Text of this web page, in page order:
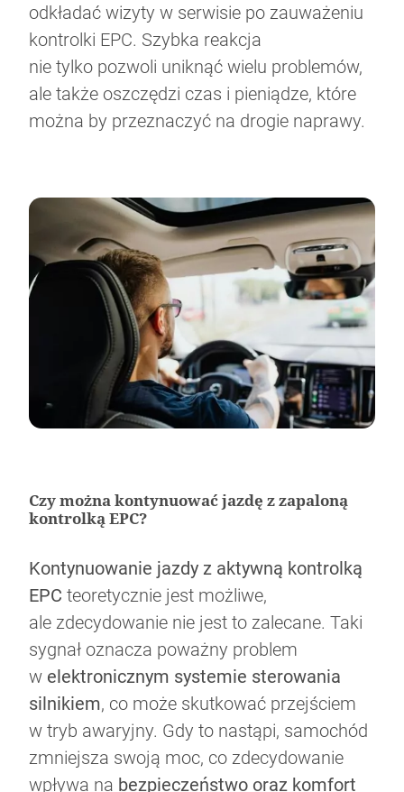
odkładać wizyty w serwisie po zauważeniu
kontrolki EPC. Szybka reakcja
nie tylko pozwoli uniknąć wielu problemów,
ale także oszczędzi czas i pieniądze, które
można by przeznaczyć na drogie naprawy.
Czy można kontynuować jazdę z zapaloną
kontrolką EPC?
Kontynuowanie jazdy z aktywną kontrolką
EPC teoretycznie jest możliwe,
ale zdecydowanie nie jest to zalecane. Taki
sygnał oznacza poważny problem
w elektronicznym systemie sterowania
silnikiem, co może skutkować przejściem
w tryb awaryjny. Gdy to nastąpi, samochód
zmniejsza swoją moc, co zdecydowanie
wpływa na bezpieczeństwo oraz komfort